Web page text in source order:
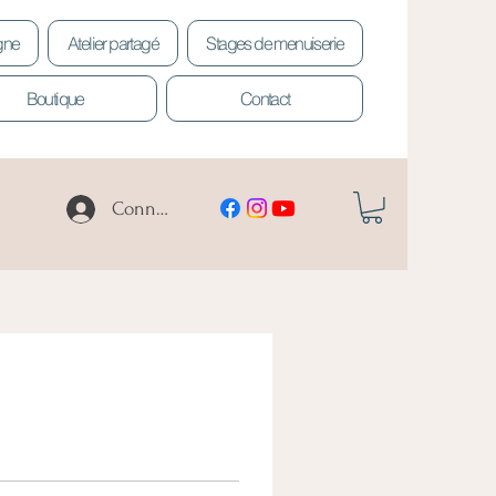
Atelier partagé Stages de menuiserie
Boutique Contact
Connexion